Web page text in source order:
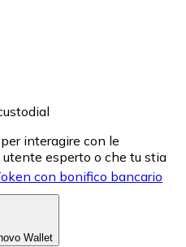
con bonifico bancario
interagire con le
esperto o che tu stia
Wallet